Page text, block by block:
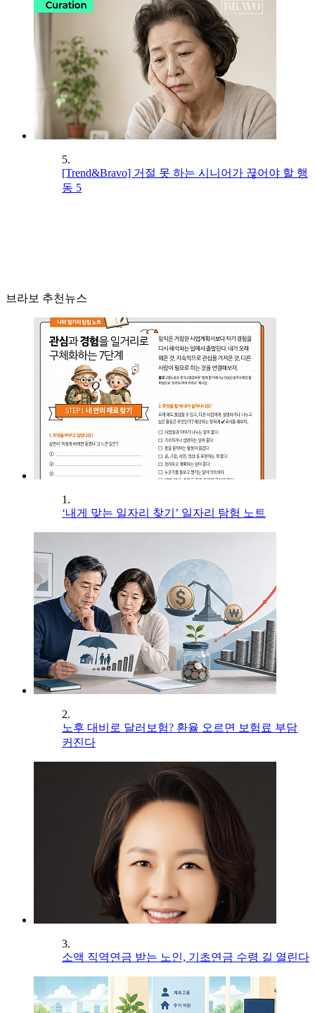
5.
[Trend&Bravo] 거절 못 하는 시니어가 끊어야 할 행
동 5
브라보 추천뉴스
1.
‘내게 맞는 일자리 찾기’ 일자리 탐험 노트
2.
노후 대비로 달러보험? 환율 오르면 보험료 부담
커진다
3.
소액 직역연금 받는 노인, 기초연금 수령 길 열린다